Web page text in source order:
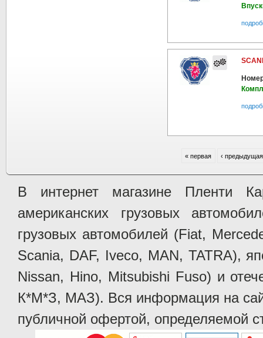
« первая ‹ предыдущая
В интернет магазине Пленти
американских грузовых
грузовых автомобилей (Fiat,
Scania, DAF, Iveco, MAN, TATRA),
Nissan, Hino, Mitsubishi Fuso) и
К*М*З, МАЗ). Вся информация на
публичной офертой, определяемой